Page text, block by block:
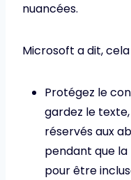
nuancées.
Microsoft a dit,
Protégez le
gardez le
réservés aux
pendant que
pour être